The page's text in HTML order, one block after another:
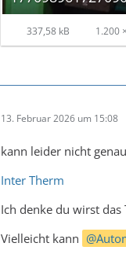
337,58 kB 1.200
13. Februar 2026 um 15:08
kann leider nicht
Inter Therm
Ich denke du wirst
Vielleicht kann